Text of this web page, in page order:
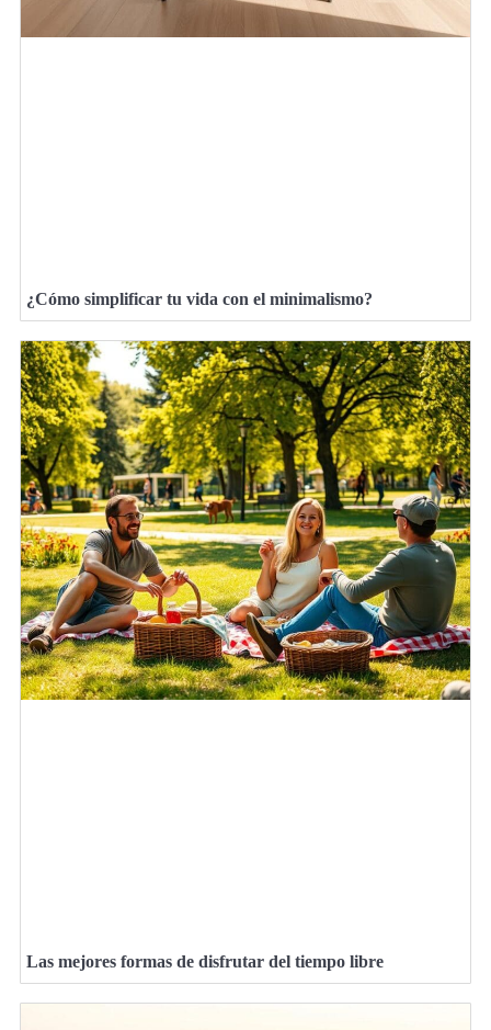
¿Cómo simplificar tu vida con el minimalismo?
Las mejores formas de disfrutar del tiempo libre